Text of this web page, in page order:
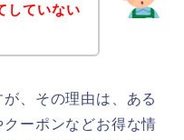
していない
、その理由は、ある
ーポンなどお得な情